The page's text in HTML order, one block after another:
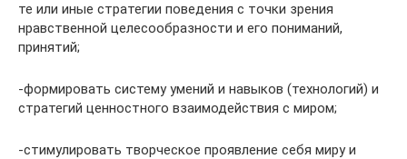
те или иные стратегии поведения с точки зрения
нравственной целесообразности и его пониманий,
принятий;
-формировать систему умений и навыков (технологий) и
стратегий ценностного взаимодействия с миром;
-стимулировать творческое проявление себя миру и